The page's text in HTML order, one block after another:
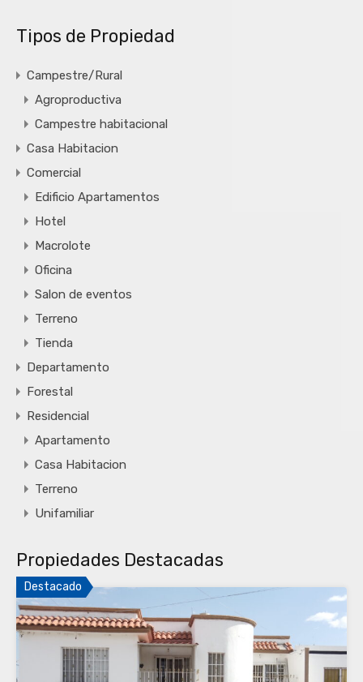
Tipos de Propiedad
Campestre/Rural
Agroproductiva
Campestre habitacional
Casa Habitacion
Comercial
Edificio Apartamentos
Hotel
Macrolote
Oficina
Salon de eventos
Terreno
Tienda
Departamento
Forestal
Residencial
Apartamento
Casa Habitacion
Terreno
Unifamiliar
Propiedades Destacadas
Destacado